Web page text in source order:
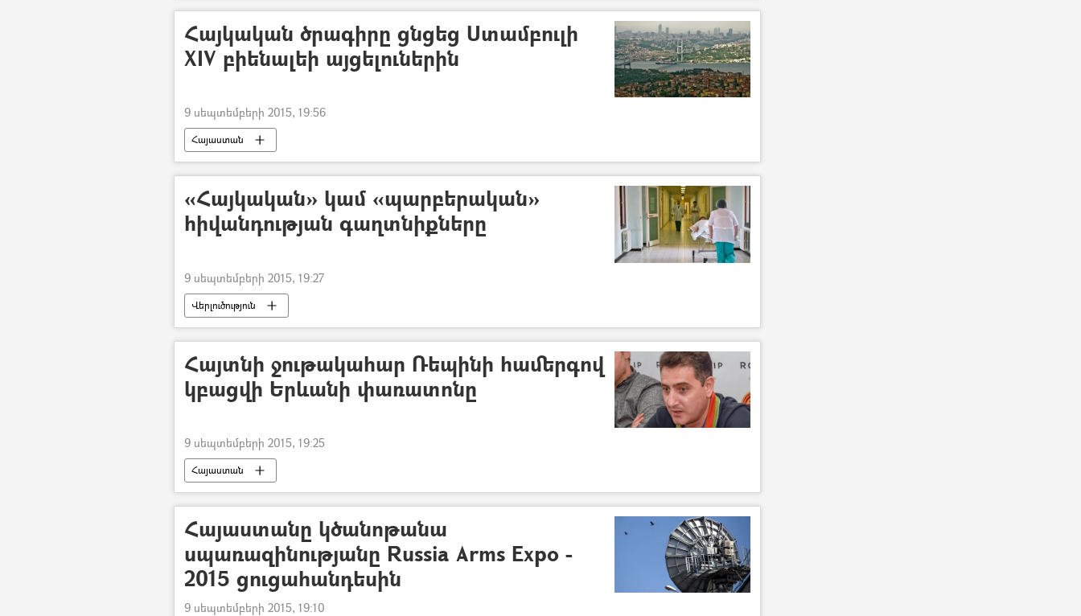
Հայկական ծրագիրը ցնցեց Ստամբուլի
XIV բիենալեի այցելուներին
9 սեպտեմբերի 2015, 19:56
Հայաստան
«Հայկական» կամ «պարբերական»
հիվանդության գաղտնիքները
9 սեպտեմբերի 2015, 19:27
Վերլուծություն
Հայտնի ջութակահար Ռեպինի համերգով
կբացվի Երևանի փառատոնը
9 սեպտեմբերի 2015, 19:25
Հայաստան
Հայաստանը կծանոթանա
սպառազինությանը Russia Arms Expo -
2015 ցուցահանդեսին
9 սեպտեմբերի 2015, 19:10